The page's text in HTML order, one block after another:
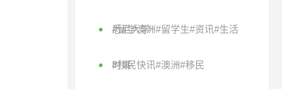
悉尼大学
#留学澳洲#留学生#资讯#生活
时事
#移民快讯#澳洲#移民